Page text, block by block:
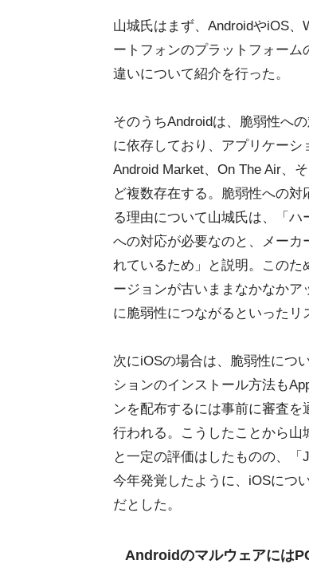
山城氏はまず、AndroidやiOS、
ートフォンのプラットフォーム
違いについて紹介を行った。
そのうちAndroidは、脆弱性へ
に依存しており、アプリケーシ
Android Market、On The Air、
ど複数存在する。脆弱性への
る理由について山城氏は、「
への対応が必要なのと、メーカ
れているため」と説明。このた
ージョンが古いままなかなかア
に脆弱性につながるといったリ
次にiOSの場合は、脆弱性につ
ションのインストール方法も
ンを配布するには事前に審査
行われる。こうしたことから山
と一定の評価はしたものの、
今年発覚したように、iOSにつ
だとした。
Androidのマルウェアには